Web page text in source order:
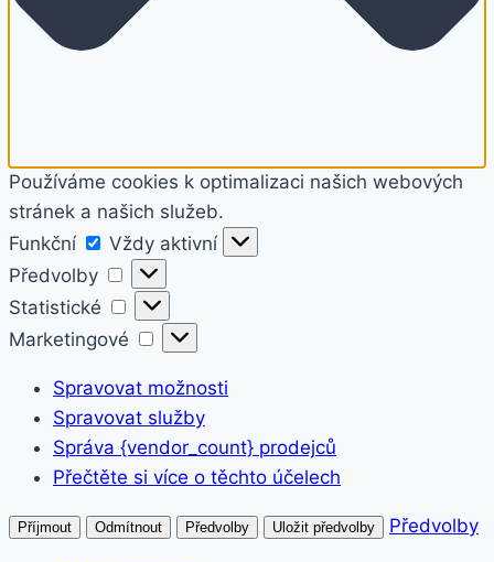
Používáme cookies k optimalizaci našich webových
stránek a našich služeb.
Funkční
Funkční
Vždy aktivní
Předvolby
Předvolby
Statistické
Statistické
Marketingové
Marketingové
Spravovat možnosti
Spravovat služby
Správa {vendor_count} prodejců
Přečtěte si více o těchto účelech
Příjmout Odmítnout Předvolby Uložit předvolby Předvolby